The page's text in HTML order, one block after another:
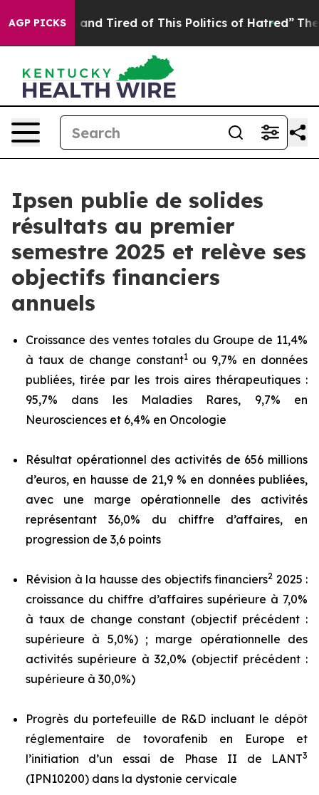
AGP PICKS
and Tired of This Politics of Hatred” The Story
Ipsen publie de solides
résultats au premier
semestre 2025 et relève ses
objectifs financiers
annuels
Croissance des ventes totales du Groupe de 11,4%
à taux de change constant1ou 9,7% en données
publiées, tirée par les trois aires thérapeutiques :
95,7% dans les Maladies Rares, 9,7% en
Neurosciences et 6,4% en Oncologie
Résultat opérationnel des activités de 656 millions
d’euros, en hausse de 21,9 % en données publiées,
avec une marge opérationnelle des activités
représentant 36,0% du chiffre d’affaires, en
progression de 3,6 points
Révision à la hausse des objectifs financiers2 2025 :
croissance du chiffre d’affaires supérieure à 7,0%
à taux de change constant (objectif précédent :
supérieure à 5,0%) ; marge opérationnelle des
activités supérieure à 32,0% (objectif précédent :
supérieure à 30,0%)
Progrès du portefeuille de R&D incluant le dépôt
réglementaire de tovorafenib en Europe et
l’initiation d’un essai de Phase II de LANT3
(IPN10200) dans la dystonie cervicale